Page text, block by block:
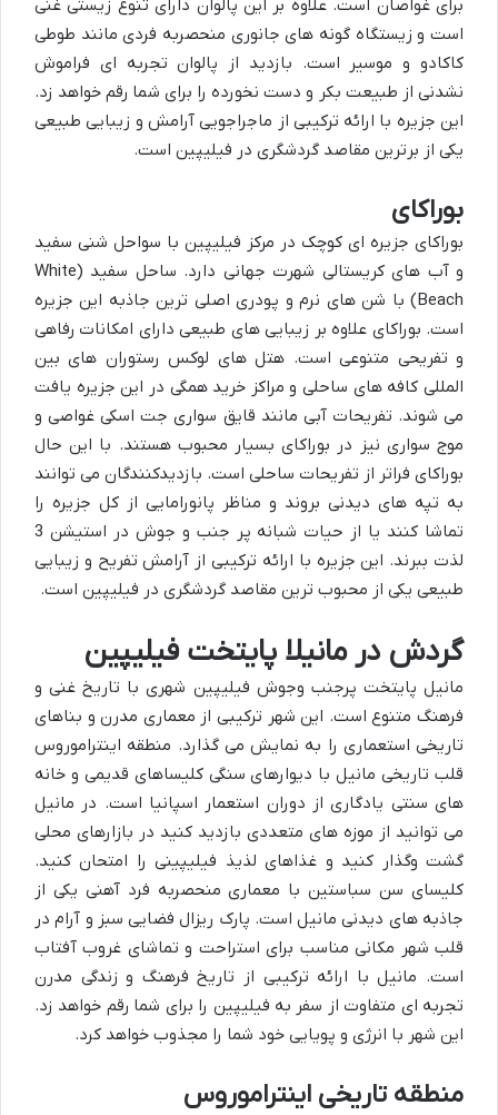
برای غواصان است. علاوه بر این پالوان دارای تنوع زیستی غنی
است و زیستگاه گونه های جانوری منحصربه فردی مانند طوطی
کاکادو و موسیر است. بازدید از پالوان تجربه ای فراموش
نشدنی از طبیعت بکر و دست نخورده را برای شما رقم خواهد زد.
این جزیره با ارائه ترکیبی از ماجراجویی آرامش و زیبایی طبیعی
یکی از برترین مقاصد گردشگری در فیلیپین است.
بوراکای
بوراکای جزیره ای کوچک در مرکز فیلیپین با سواحل شنی سفید
و آب های کریستالی شهرت جهانی دارد. ساحل سفید (White
Beach) با شن های نرم و پودری اصلی ترین جاذبه این جزیره
است. بوراکای علاوه بر زیبایی های طبیعی دارای امکانات رفاهی
و تفریحی متنوعی است. هتل های لوکس رستوران های بین
المللی کافه های ساحلی و مراکز خرید همگی در این جزیره یافت
می شوند. تفریحات آبی مانند قایق سواری جت اسکی غواصی و
موج سواری نیز در بوراکای بسیار محبوب هستند. با این حال
بوراکای فراتر از تفریحات ساحلی است. بازدیدکنندگان می توانند
به تپه های دیدنی بروند و مناظر پانورامایی از کل جزیره را
تماشا کنند یا از حیات شبانه پر جنب و جوش در استیشن 3
لذت ببرند. این جزیره با ارائه ترکیبی از آرامش تفریح و زیبایی
طبیعی یکی از محبوب ترین مقاصد گردشگری در فیلیپین است.
گردش در مانیلا پایتخت فیلیپین
مانیل پایتخت پرجنب وجوش فیلیپین شهری با تاریخ غنی و
فرهنگ متنوع است. این شهر ترکیبی از معماری مدرن و بناهای
تاریخی استعماری را به نمایش می گذارد. منطقه اینتراموروس
قلب تاریخی مانیل با دیوارهای سنگی کلیساهای قدیمی و خانه
های سنتی یادگاری از دوران استعمار اسپانیا است. در مانیل
می توانید از موزه های متعددی بازدید کنید در بازارهای محلی
گشت وگذار کنید و غذاهای لذیذ فیلیپینی را امتحان کنید.
کلیسای سن سباستین با معماری منحصربه فرد آهنی یکی از
جاذبه های دیدنی مانیل است. پارک ریزال فضایی سبز و آرام در
قلب شهر مکانی مناسب برای استراحت و تماشای غروب آفتاب
است. مانیل با ارائه ترکیبی از تاریخ فرهنگ و زندگی مدرن
تجربه ای متفاوت از سفر به فیلیپین را برای شما رقم خواهد زد.
این شهر با انرژی و پویایی خود شما را مجذوب خواهد کرد.
منطقه تاریخی اینتراموروس